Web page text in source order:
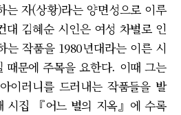
는 자(상황)라는 양면성으로 이루
대 김혜순 시인은 여성 차별로 인
는 작품을 1980년대라는 이른 시
때문에 주목을 요한다. 이때 그는
이러니를 드러내는 작품들을 발
시집 『어느 별의 지옥』에 수록